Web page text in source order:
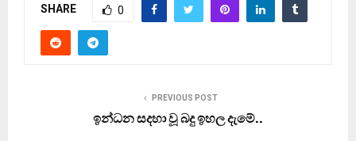
SHARE 0
PREVIOUS POST
ඉන්ධන සදහා වූ බදු ඉහල දැමේ..